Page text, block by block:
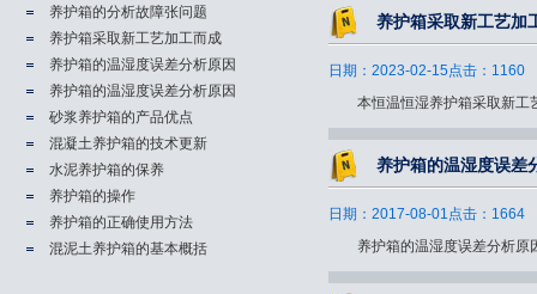
养护箱的分析故障张问题
养护箱​采取新工艺加工而成
养护箱的温湿度误差分析原因
养护箱的温湿度误差分析原因
砂浆养护箱的产品优点
混凝土养护箱的技术更新
水泥养护箱的保养
养护箱的操作
养护箱的正确使用方法
混泥土养护箱的基本概括
养护箱​采取新工艺加
日期：2023-02-15点击：1160
本恒温恒湿养护箱​采取新工艺
养护箱的温湿度误差
日期：2017-08-01点击：1664
养护箱的温湿度误差分析原